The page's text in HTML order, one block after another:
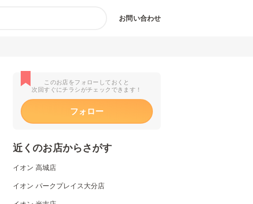
お問い合わせ
このお店をフォローしておくと
次回すぐにチラシがチェックできます！
フォロー
近くのお店からさがす
イオン 高城店
イオン パークプレイス大分店